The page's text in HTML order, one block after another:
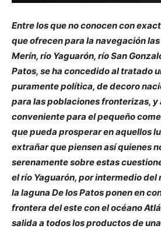
Entre los que no conocen con
que ofrecen para la navegación
Merín, río Yaguarón, río San
Patos, se ha concedido al tratado
puramente política, de decoro
para las poblaciones fronterizas, y
conveniente para el pequeño
que pueda prosperar en aquellos
extrañar que piensen así quienes
serenamente sobre estas
el río Yaguarón, por intermedio del
la laguna De los Patos ponen en
frontera del este con el océano
salida a todos los productos de